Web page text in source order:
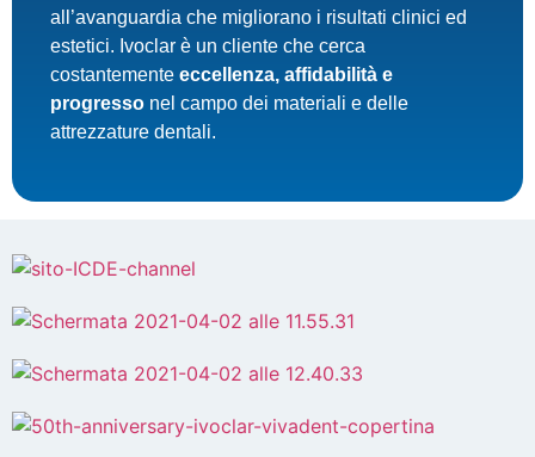
all’avanguardia che migliorano i risultati clinici ed
estetici. Ivoclar è un cliente che cerca
costantemente eccellenza, affidabilità e
progresso nel campo dei materiali e delle
attrezzature dentali.